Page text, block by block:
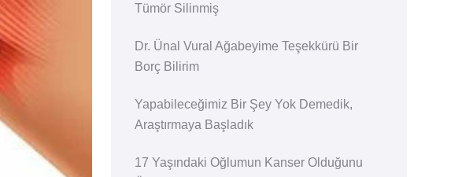
Tümör Silinmiş
Dr. Ünal Vural Ağabeyime Teşekkürü Bir
Borç Bilirim
Yapabileceğimiz Bir Şey Yok Demedik,
Araştırmaya Başladık
17 Yaşındaki Oğlumun Kanser Olduğunu